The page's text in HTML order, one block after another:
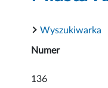
Wyszukiwarka
Numer
136